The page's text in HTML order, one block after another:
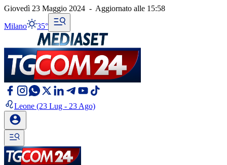
Giovedì 23 Maggio 2024 - Aggiornato alle 15:58
Milano 35°
Leone (23 Lug - 23 Ago)